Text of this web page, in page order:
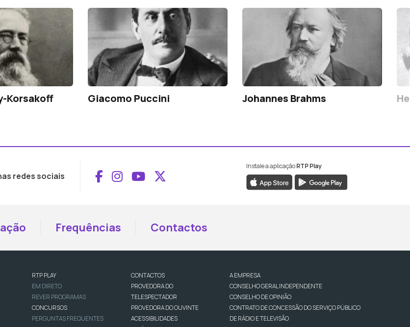
Korsakoff Giacomo Puccini Johannes Brahms
redes sociais Aceder ao Facebook da RTP Antena 2
Aceder ao Instagram da RTP Antena 2
Aceder ao YouTube da RTP Antena 2
Aceder ao X da RTP Antena 2
Instale a aplicaçãoRTP Play
Frequências Contactos
RTP PLAY
EM DIRETO
REVER PROGRAMAS
CONCURSOS
PERGUNTAS FREQUENTES
CONTACTOS
PROVEDORA DO
TELESPECTADOR
PROVEDORA DO OUVINTE
ACESSIBILIDADES
A EMPRESA
CONSELHO GERAL INDEPENDENTE
CONSELHO DE OPINIÃO
CONTRATO DE CONCESSÃO DO SERVIÇO PÚBLICO
DE RÁDIO E TELEVISÃO